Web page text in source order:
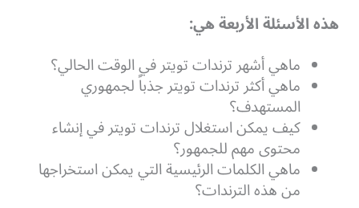
هذه الأسئلة الأربعة هي:
ماهي أشهر ترندات تويتر في الوقت الحالي؟
ماهي أكثر ترندات تويتر جذباً لجمهوري
المستهدف؟
كيف يمكن استغلال ترندات تويتر في إنشاء
محتوى مهم للجمهور؟
ماهي الكلمات الرئيسية التي يمكن استخراجها
من هذه الترندات؟